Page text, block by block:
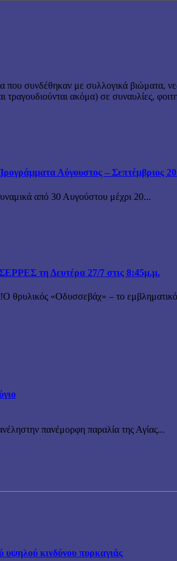
που συνδέθηκαν με συλλογικά βιώματα,
ακόμα) σε συναυλίες,
Αύγουστος – Σεπτέμβριος
από 30 Αυγούστου μέχρι 20...
τη Δευτέρα 27/7 στις 8:45μ.μ.
«Οδυσσεβάχ» – το εμβληματικό
πανέμορφη παραλία της Αγίας...
υψηλού κινδύνου πυρκαγιάς